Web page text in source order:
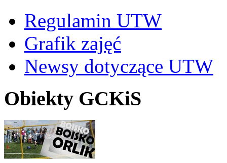
Regulamin UTW
Grafik zajęć
Newsy dotyczące UTW
Obiekty GCKiS